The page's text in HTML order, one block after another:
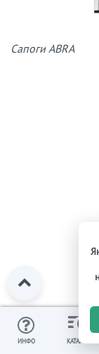
Сапоги ABRA
ИНФО КАТАЛОГ